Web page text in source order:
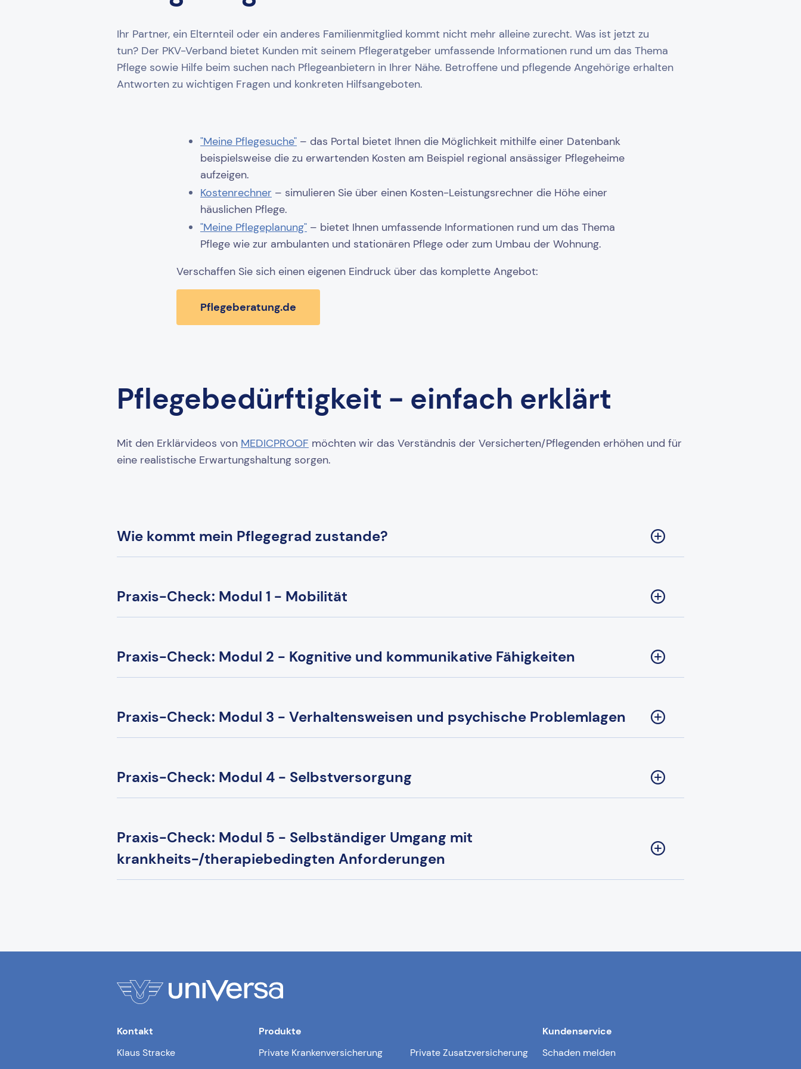
Ihr Partner, ein Elternteil oder ein anderes Familienmitglied kommt nicht mehr alleine zurecht. Was ist jetzt zu
tun? Der PKV-Verband bietet Kunden mit seinem Pflegeratgeber umfassende Informationen rund um das Thema
Pflege sowie Hilfe beim suchen nach Pflegeanbietern in Ihrer Nähe. Betroffene und pflegende Angehörige erhalten
Antworten zu wichtigen Fragen und konkreten Hilfsangeboten.
"Meine Pflegesuche" – das Portal bietet Ihnen die Möglichkeit mithilfe einer Datenbank
beispielsweise die zu erwartenden Kosten am Beispiel regional ansässiger Pflegeheime
aufzeigen.
Kostenrechner – simulieren Sie über einen Kosten-Leistungsrechner die Höhe einer
häuslichen Pflege.
"Meine Pflegeplanung" – bietet Ihnen umfassende Informationen rund um das Thema
Pflege wie zur ambulanten und stationären Pflege oder zum Umbau der Wohnung.
Verschaffen Sie sich einen eigenen Eindruck über das komplette Angebot:
Pflegeberatung.de
Pflegebedürftigkeit - einfach erklärt
Mit den Erklärvideos von MEDICPROOF möchten wir das Verständnis der Versicherten/Pflegenden erhöhen und für
eine realistische Erwartungshaltung sorgen.
Wie kommt mein Pflegegrad zustande?
Praxis-Check: Modul 1 - Mobilität
Praxis-Check: Modul 2 - Kognitive und kommunikative Fähigkeiten
Praxis-Check: Modul 3 - Verhaltensweisen und psychische Problemlagen
Praxis-Check: Modul 4 - Selbstversorgung
Praxis-Check: Modul 5 - Selbständiger Umgang mit
krankheits-/therapiebedingten Anforderungen
Kontakt
Klaus Stracke
Produkte
Private Krankenversicherung
Private Zusatzversicherung
Kundenservice
Schaden melden